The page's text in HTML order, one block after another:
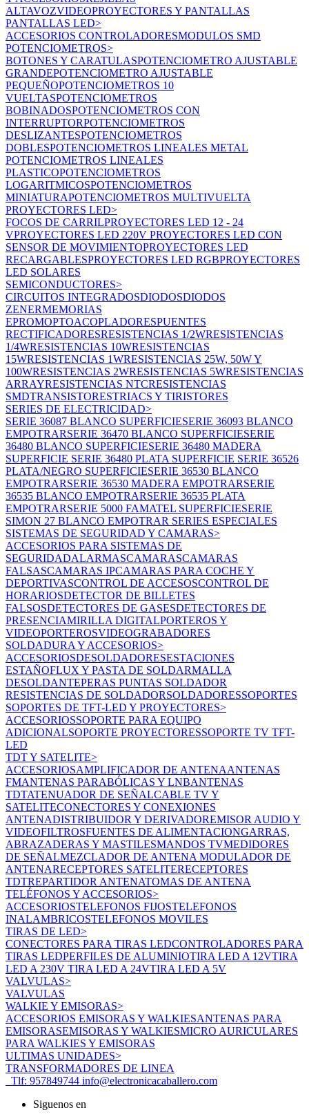
ALTAVOZVIDEOPROYECTORES Y PANTALLAS
PANTALLAS LED>
ACCESORIOS CONTROLADORESMODULOS SMD
POTENCIOMETROS>
BOTONES Y CARATULASPOTENCIOMETRO AJUSTABLE
GRANDEPOTENCIOMETRO AJUSTABLE
PEQUEÑOPOTENCIOMETROS 10
VUELTASPOTENCIOMETROS
BOBINADOSPOTENCIOMETROS CON
INTERRUPTORPOTENCIOMETROS
DESLIZANTESPOTENCIOMETROS
DOBLESPOTENCIOMETROS LINEALES METAL
POTENCIOMETROS LINEALES
PLASTICOPOTENCIOMETROS
LOGARITMICOSPOTENCIOMETROS
MINIATURAPOTENCIOMETROS MULTIVUELTA
PROYECTORES LED>
FOCOS DE CARRILPROYECTORES LED 12 - 24
VPROYECTORES LED 220V PROYECTORES LED CON
SENSOR DE MOVIMIENTOPROYECTORES LED
RECARGABLESPROYECTORES LED RGBPROYECTORES
LED SOLARES
SEMICONDUCTORES>
CIRCUITOS INTEGRADOSDIODOSDIODOS
ZENERMEMORIAS
EPROMOPTOACOPLADORESPUENTES
RECTIFICADORESRESISTENCIAS 1/2WRESISTENCIAS
1/4WRESISTENCIAS 10WRESISTENCIAS
15WRESISTENCIAS 1WRESISTENCIAS 25W, 50W Y
100WRESISTENCIAS 2WRESISTENCIAS 5WRESISTENCIAS
ARRAYRESISTENCIAS NTCRESISTENCIAS
SMDTRANSISTORESTRIACS Y TIRISTORES
SERIES DE ELECTRICIDAD>
SERIE 36087 BLANCO SUPERFICIESERIE 36093 BLANCO
EMPOTRARSERIE 36470 BLANCO SUPERFICIESERIE
36480 BLANCO SUPERFICIESERIE 36480 MADERA
SUPERFICIE SERIE 36480 PLATA SUPERFICIE SERIE 36526
PLATA/NEGRO SUPERFICIESERIE 36530 BLANCO
EMPOTRARSERIE 36530 MADERA EMPOTRARSERIE
36535 BLANCO EMPOTRARSERIE 36535 PLATA
EMPOTRARSERIE 5000 FAMATEL SUPERFICIESERIE
SIMON 27 BLANCO EMPOTRAR SERIES ESPECIALES
SISTEMAS DE SEGURIDAD Y CAMARAS>
ACCESORIOS PARA SISTEMAS DE
SEGURIDADALARMASCAMARASCAMARAS
FALSASCAMARAS IPCAMARAS PARA COCHE Y
DEPORTIVASCONTROL DE ACCESOSCONTROL DE
HORARIOSDETECTOR DE BILLETES
FALSOSDETECTORES DE GASESDETECTORES DE
PRESENCIAMIRILLA DIGITALPORTEROS Y
VIDEOPORTEROSVIDEOGRABADORES
SOLDADURA Y ACCESORIOS>
ACCESORIOSDESOLDADORESESTACIONES
ESTAÑOFLUX Y PASTA DE SOLDARMALLA
DESOLDANTEPERAS PUNTAS SOLDADOR
RESISTENCIAS DE SOLDADORSOLDADORESSOPORTES
SOPORTES DE TFT-LED Y PROYECTORES>
ACCESORIOSSOPORTE PARA EQUIPO
ADICIONALSOPORTE PROYECTORESSOPORTE TV TFT-
LED
TDT Y SATELITE>
ACCESORIOSAMPLIFICADOR DE ANTENAANTENAS
FMANTENAS PARABÓLICAS Y LNBANTENAS
TDTATENUADOR DE SEÑALCABLE TV Y
SATELITECONECTORES Y CONEXIONES
ANTENADISTRIBUIDOR Y DERIVADOREMISOR AUDIO Y
VIDEOFILTROSFUENTES DE ALIMENTACIONGARRAS,
ABRAZADERAS Y MASTILESMANDOS TVMEDIDORES
DE SEÑALMEZCLADOR DE ANTENA MODULADOR DE
ANTENARECEPTORES SATELITERECEPTORES
TDTREPARTIDOR ANTENATOMAS DE ANTENA
TELÉFONOS Y ACCESORIOS>
ACCESORIOSTELEFONOS FIJOSTELEFONOS
INALAMBRICOSTELEFONOS MOVILES
TIRAS DE LED>
CONECTORES PARA TIRAS LEDCONTROLADORES PARA
TIRAS LEDPERFILES DE ALUMINIOTIRA LED A 12VTIRA
LED A 230V TIRA LED A 24VTIRA LED A 5V
VALVULAS>
VALVULAS
WALKIE Y EMISORAS>
ACCESORIOS EMISORAS Y WALKIESANTENAS PARA
EMISORASEMISORAS Y WALKIESMICRO AURICULARES
PARA WALKIES Y EMISORAS
ULTIMAS UNIDADES>
TRANSFORMADORES DE LINEA
Tlf: 957849744 info@electronicacaballero.com
Siguenos en